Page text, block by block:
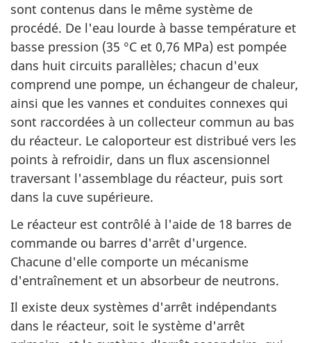
sont contenus dans le même système de
procédé. De l'eau lourde à basse température et
basse pression (35 °C et 0,76 MPa) est pompée
dans huit circuits parallèles; chacun d'eux
comprend une pompe, un échangeur de chaleur,
ainsi que les vannes et conduites connexes qui
sont raccordées à un collecteur commun au bas
du réacteur. Le caloporteur est distribué vers les
points à refroidir, dans un flux ascensionnel
traversant l'assemblage du réacteur, puis sort
dans la cuve supérieure.
Le réacteur est contrôlé à l'aide de 18 barres de
commande ou barres d'arrêt d'urgence.
Chacune d'elle comporte un mécanisme
d'entraînement et un absorbeur de neutrons.
Il existe deux systèmes d'arrêt indépendants
dans le réacteur, soit le système d'arrêt